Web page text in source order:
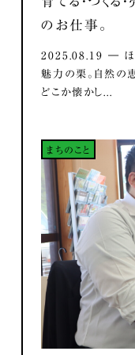
のお仕事。
2025.08.19 ― ほ
魅力の栗。自然の
どこか懐かし...
まちのこと